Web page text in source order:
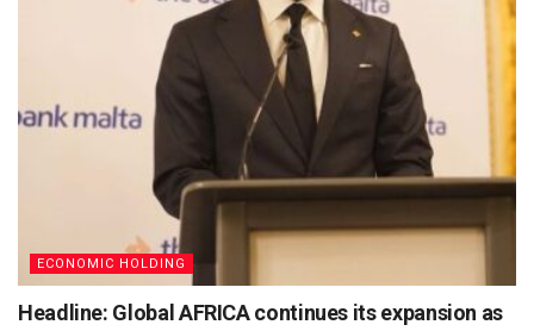
ECONOMIC HOLDING
Headline: Global AFRICA continues its expansion as